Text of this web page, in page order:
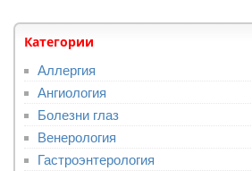
Категории
Аллергия
Ангиология
Болезни глаз
Венерология
Гастроэнтерология